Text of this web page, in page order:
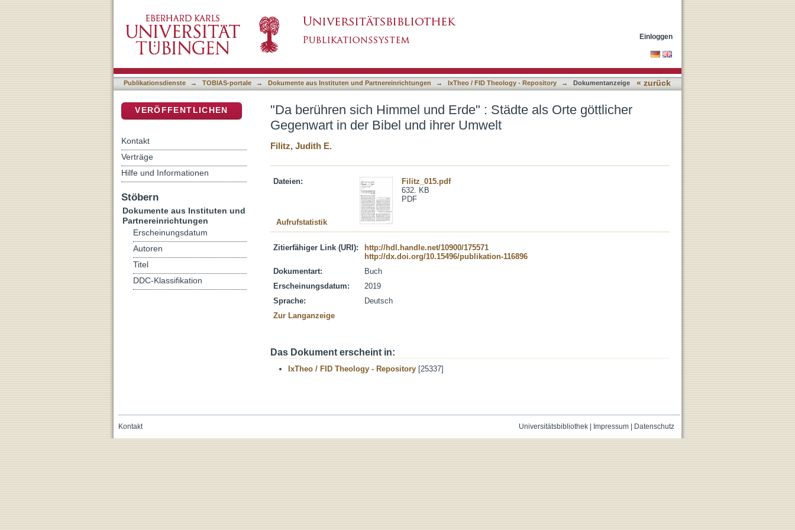
Umwelt
Einloggen
Publikationsdienste → TOBIAS-portale → Dokumente aus Instituten und Partnereinrichtungen → IxTheo / FID Theology - Repository → Dokumentanzeige « zurück
"Da berühren sich Himmel und Erde" : Städte als Orte göttlicher
Gegenwart in der Bibel und ihrer Umwelt
Filitz, Judith E.
Dateien:
Filitz_015.pdf
632. KB
PDF
Aufrufstatistik
Zitierfähiger Link (URI):
http://hdl.handle.net/10900/175571
http://dx.doi.org/10.15496/publikation-116896
Dokumentart:
Buch
Erscheinungsdatum:
2019
Sprache:
Deutsch
Zur Langanzeige
Das Dokument erscheint in:
IxTheo / FID Theology - Repository [25337]
VERÖFFENTLICHEN
Kontakt
Verträge
Hilfe und Informationen
Stöbern
Dokumente aus Instituten und
Partnereinrichtungen
Erscheinungsdatum
Autoren
Titel
DDC-Klassifikation
Universitätsbibliothek| Impressum| Datenschutz
Kontakt